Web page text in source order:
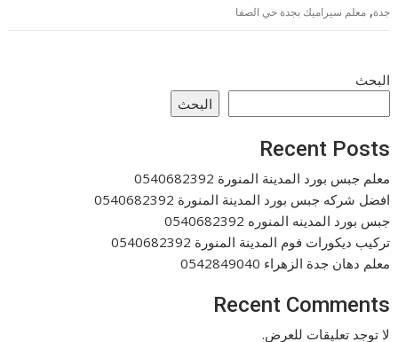
جدة,معلم سيراميك بجدة حي الصفا
البحث
البحث
Recent Posts
معلم جبس بورد المدينة المنورة 0540682392
افضل شركه جبس بورد المدينة المنورة 0540682392
جبس بورد المدينه المنوره 0540682392
تركيب ديكورات فوم المدينة المنورة 0540682392
معلم دهان جدة الزهراء 0542849040
Recent Comments
لا توجد تعليقات للعرض.